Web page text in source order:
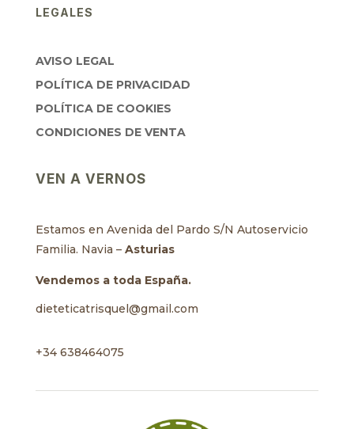
LEGALES
AVISO LEGAL
POLÍTICA DE PRIVACIDAD
POLÍTICA DE COOKIES
CONDICIONES DE VENTA
VEN A VERNOS
Estamos en Avenida del Pardo S/N Autoservicio
Familia. Navia – Asturias
Vendemos a toda España.
dieteticatrisquel@gmail.com
+34 638464075